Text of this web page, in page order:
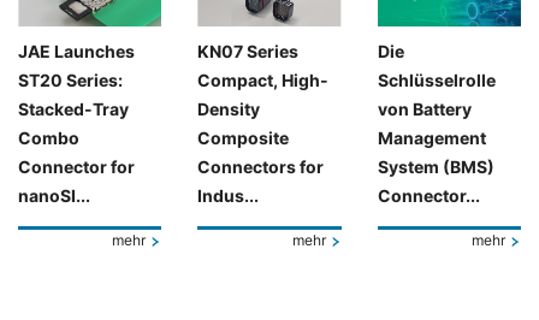
JAE Launches
ST20 Series:
Stacked-Tray
Combo
Connector for
nanoSI...
mehr
KN07 Series
Compact, High-
Density
Composite
Connectors for
Indus...
mehr
Die
Schlüsselrolle
von Battery
Management
System (BMS)
Connector...
mehr